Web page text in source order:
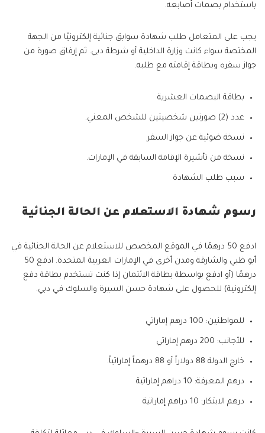
باستخدام بصمات أصابعه.
يجب على المتعامل طلب شهادة سوابق جنائية إلكترونيًا من الجهة
المختصة سواء كانت وزارة الداخلية أو شرطة دبي. ثم إرفاق صورة من
جواز سفره وبطاقة إقامته مع طلبه.
بطاقة البصمات العشرية
عدد (2) صورتين شخصيتين للشخص المعني.
نسخة ضوئية عن جواز السفر
نسخة من تأشيرة الإقامة السابقة في الإمارات.
سبب طلب الشهادة
رسوم شهادة الاستعلام عن الحالة الجنائية
ادفع 50 درهمًا في الموقع المخصص للاستعلام عن الحالة الجنائية في
أبو ظبي والشارقة ومدن أخرى في الإمارات العربية المتحدة. ادفع 50
درهمًا (أو ادفع بواسطة بطاقة الائتمان إذا كنت تستخدم بطاقة دفع
إلكترونية) للحصول على شهادة حسن السيرة والسلوك في دبي.
للمواطنين: 100 درهم إماراتي
للأجانب: 200 درهم إماراتي
خارج الدولة 88 دولاراً أو 88 درهماً إماراتياً.
درهم المعرفة: 10 دراهم إماراتية
درهم الابتكار: 10 دراهم إماراتية